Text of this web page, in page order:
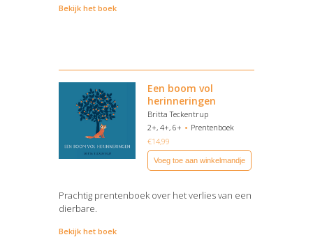
Bekijk het boek
Een boom vol
herinneringen
Britta Teckentrup
2+, 4+, 6+
Prentenboek
€14,99
Voeg toe aan winkelmandje
Prachtig prentenboek over het verlies van een
dierbare.
Bekijk het boek